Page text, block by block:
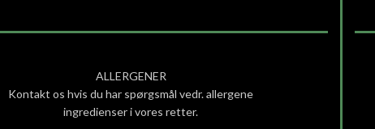
ALLERGENER
Kontakt os hvis du har spørgsmål vedr. allergene
ingredienser i vores retter.